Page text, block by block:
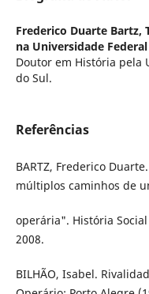
Frederico Duarte Bartz,
na Universidade
Doutor em História pela
do Sul.
Referências
BARTZ, Frederico
múltiplos caminhos de
operária". História
2008.
BILHÃO, Isabel.